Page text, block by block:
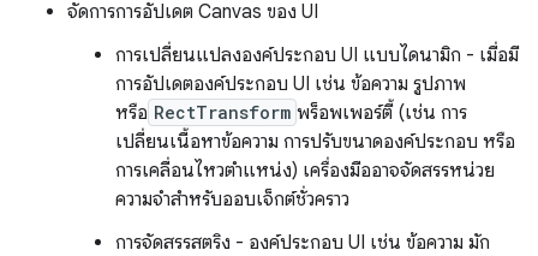
จัดการการอัปเดต Canvas ของ UI
การเปลี่ยนแปลงองค์ประกอบ UI แบบไดนามิก - เมื่อมี
การอัปเดตองค์ประกอบ UI เช่น ข้อความ รูปภาพ
หรือ RectTransform พร็อพเพอร์ตี้ (เช่น การ
เปลี่ยนเนื้อหาข้อความ การปรับขนาดองค์ประกอบ หรือ
การเคลื่อนไหวตำแหน่ง) เครื่องมืออาจจัดสรรหน่วย
ความจำสำหรับออบเจ็กต์ชั่วคราว
การจัดสรรสตริง - องค์ประกอบ UI เช่น ข้อความ มัก